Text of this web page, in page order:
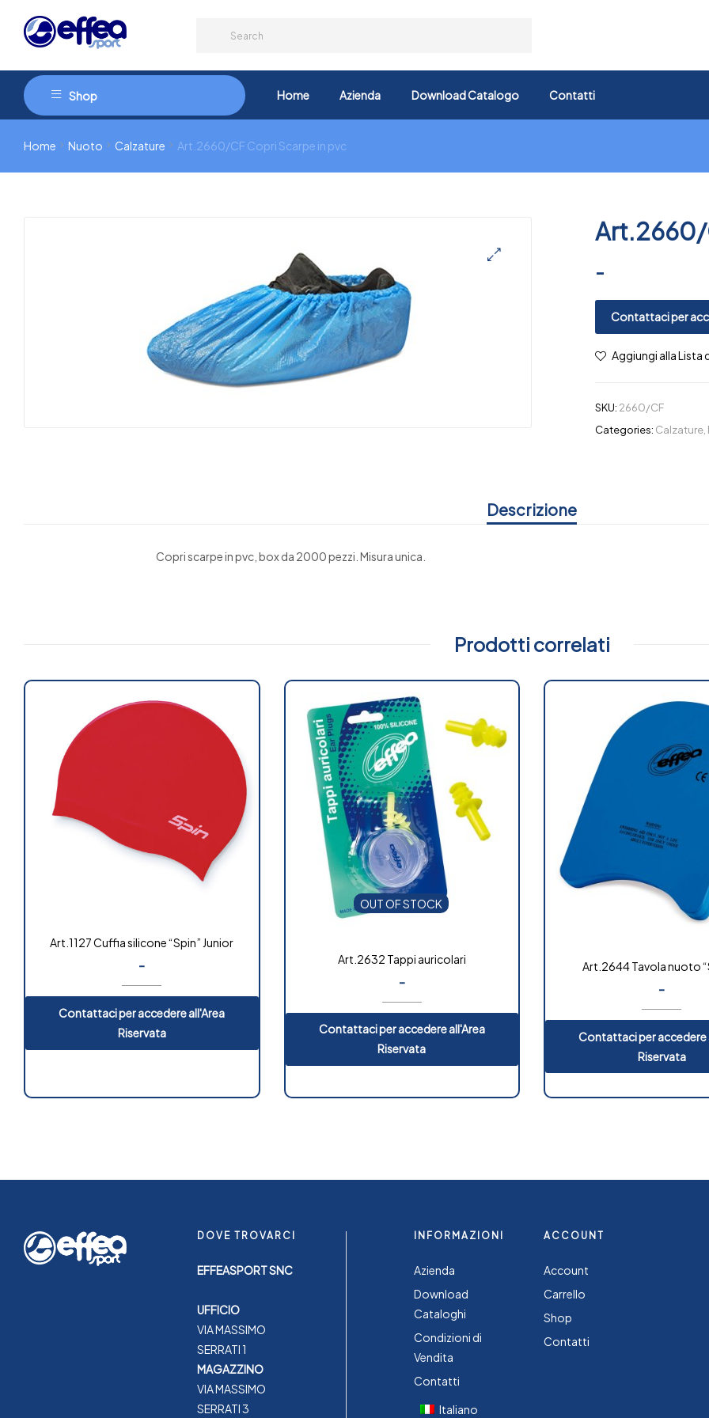
Shop Home Azienda Download Catalogo Contatti
Home Nuoto Calzature Art.2660/CF Copri Scarpe in pvc
Art.2660/
-
Contattaci per
Aggiungi alla Lista
SKU: 2660/CF
Categories: Calzature,
Descrizione
Copri scarpe in pvc, box da 2000 pezzi. Misura unica.
Prodotti correlati
Art.1127 Cuffia silicone “Spin” Junior
-
Contattaci per accedere all'Area
Riservata
OUT OF STOCK
Art.2632 Tappi auricolari
-
Contattaci per accedere all'Area
Riservata
Art.2644 Tavola nuoto
-
Contattaci per accedere
Riservata
DOVE TROVARCI
EFFEASPORT SNC
UFFICIO
VIA MASSIMO
SERRATI 1
MAGAZZINO
VIA MASSIMO
SERRATI 3
INFORMAZIONI
Azienda
Download
Cataloghi
Condizioni di
Vendita
Contatti
Italiano
ACCOUNT
Account
Carrello
Shop
Contatti